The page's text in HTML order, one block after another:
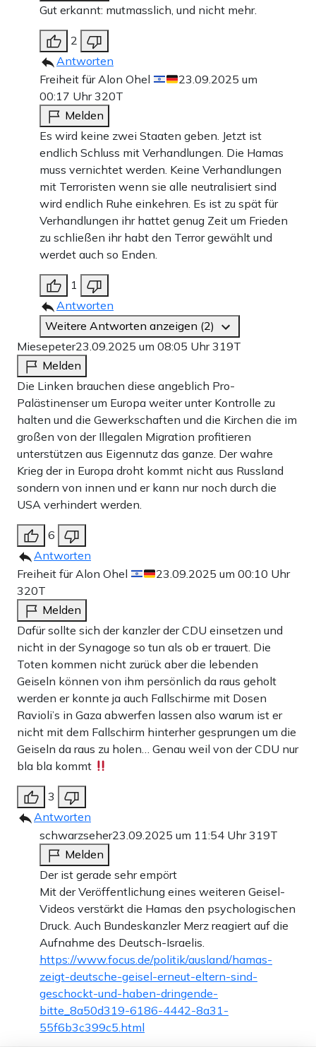
Gut erkannt: mutmasslich, und nicht mehr.
2
Antworten
Freiheit für Alon Ohel
23.09.2025 um
00:17 Uhr320T
Melden
Es wird keine zwei Staaten geben. Jetzt ist
endlich Schluss mit Verhandlungen. Die Hamas
muss vernichtet werden. Keine Verhandlungen
mit Terroristen wenn sie alle neutralisiert sind
wird endlich Ruhe einkehren. Es ist zu spät für
Verhandlungen ihr hattet genug Zeit um Frieden
zu schließen ihr habt den Terror gewählt und
werdet auch so Enden.
1
Antworten
Weitere Antworten anzeigen (2)
Miesepeter23.09.2025 um 08:05 Uhr319T
Melden
Die Linken brauchen diese angeblich Pro-
Palästinenser um Europa weiter unter Kontrolle zu
halten und die Gewerkschaften und die Kirchen die im
großen von der Illegalen Migration profitieren
unterstützen aus Eigennutz das ganze. Der wahre
Krieg der in Europa droht kommt nicht aus Russland
sondern von innen und er kann nur noch durch die
USA verhindert werden.
6
Antworten
Freiheit für Alon Ohel
23.09.2025 um 00:10 Uhr
320T
Melden
Dafür sollte sich der kanzler der CDU einsetzen und
nicht in der Synagoge so tun als ob er trauert. Die
Toten kommen nicht zurück aber die lebenden
Geiseln können von ihm persönlich da raus geholt
werden er konnte ja auch Fallschirme mit Dosen
Ravioli’s in Gaza abwerfen lassen also warum ist er
nicht mit dem Fallschirm hinterher gesprungen um die
Geiseln da raus zu holen… Genau weil von der CDU nur
bla bla kommt
3
Antworten
schwarzseher23.09.2025 um 11:54 Uhr319T
Melden
Der ist gerade sehr empört
Mit der Veröffentlichung eines weiteren Geisel-
Videos verstärkt die Hamas den psychologischen
Druck. Auch Bundeskanzler Merz reagiert auf die
Aufnahme des Deutsch-Israelis.
https://www.focus.de/politik/ausland/hamas-
zeigt-deutsche-geisel-erneut-eltern-sind-
geschockt-und-haben-dringende-
bitte_8a50d319-6186-4442-8a31-
55f6b3c399c5.html